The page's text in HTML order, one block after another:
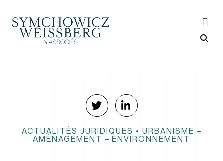
ACTUALITÉS JURIDIQUES • URBANISME –
AMÉNAGEMENT – ENVIRONNEMENT